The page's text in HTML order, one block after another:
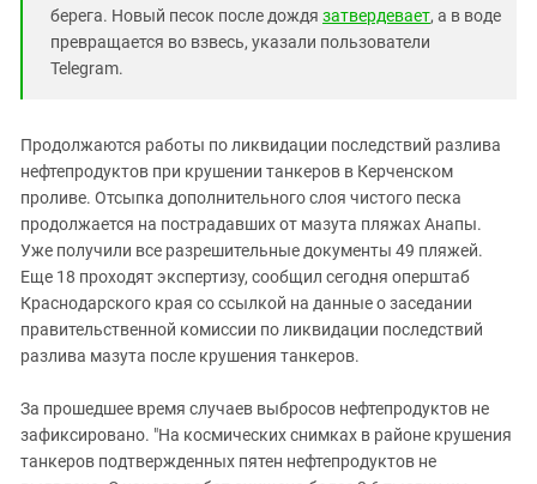
берега. Новый песок после дождя затвердевает, а в воде
превращается во взвесь, указали пользователи
Telegram.
Продолжаются работы по ликвидации последствий разлива
нефтепродуктов при крушении танкеров в Керченском
проливе. Отсыпка дополнительного слоя чистого песка
продолжается на пострадавших от мазута пляжах Анапы.
Уже получили все разрешительные документы 49 пляжей.
Еще 18 проходят экспертизу, сообщил сегодня оперштаб
Краснодарского края со ссылкой на данные о заседании
правительственной комиссии по ликвидации последствий
разлива мазута после крушения танкеров.
За прошедшее время случаев выбросов нефтепродуктов не
зафиксировано. "На космических снимках в районе крушения
танкеров подтвержденных пятен нефтепродуктов не